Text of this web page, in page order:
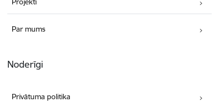
Par mums
Noderīgi
Privātuma politika